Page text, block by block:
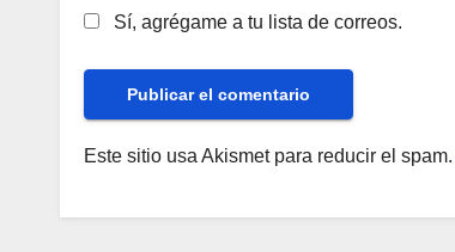
Sí, agrégame a tu lista de correos.
Este sitio usa Akismet para reducir el spam.